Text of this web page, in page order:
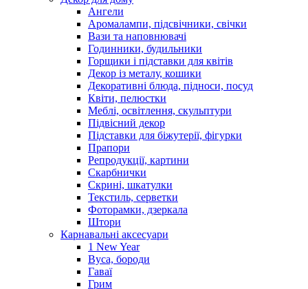
Ангели
Аромалампи, підсвічники, свічки
Вази та наповнювачі
Годинники, будильники
Горщики і підставки для квітів
Декор із металу, кошики
Декоративні блюда, підноси, посуд
Квіти, пелюстки
Меблі, освітлення, скульптури
Підвісний декор
Підставки для біжутерії, фігурки
Прапори
Репродукції, картини
Скарбнички
Скрині, шкатулки
Текстиль, серветки
Фоторамки, дзеркала
Штори
Карнавальні аксесуари
1 New Year
Вуса, бороди
Гаваї
Грим